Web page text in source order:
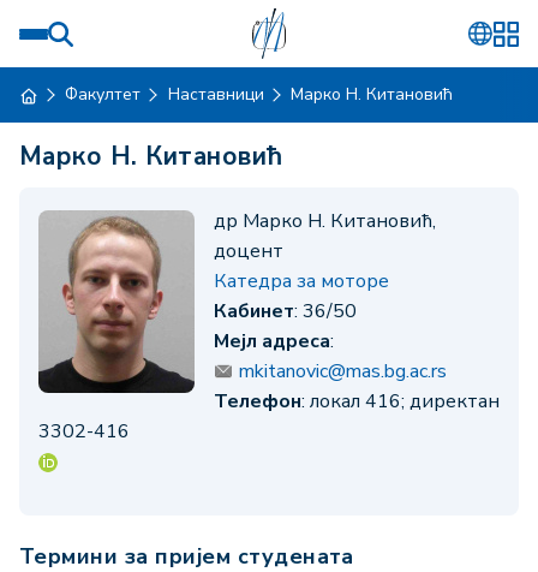
Факултет Наставници Марко Н. Китановић
Марко Н. Китановић
др Марко Н. Китановић,
доцент
Катедра за моторе
Кабинет: 36/50
Мејл адреса:
mkitanovic@mas.bg.ac.rs
Телефон: локал 416; директан
3302-416
Термини за пријем студената